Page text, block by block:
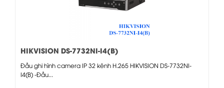
HIKVISION DS-7732NI-I4(B)
Đầu ghi hình camera IP 32 kênh H.265 HIKVISION DS-7732NI-
I4(B) -Đầu...